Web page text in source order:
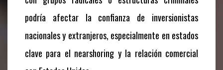
podría afectar la confianza de inversionistas
nacionales y extranjeros, especialmente en estados
clave para el nearshoring y la relación comercial